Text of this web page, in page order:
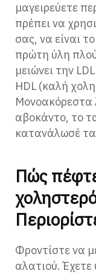
μαγειρεύετε
πρέπει να
σας, να είναι
πρώτη ύλη
μειώνει την
HDL (καλή
Μονοακόρεστα
αβοκάντο, το
κατανάλωσέ
Πώς
Φροντίστε να
αλατιού. Έχετε